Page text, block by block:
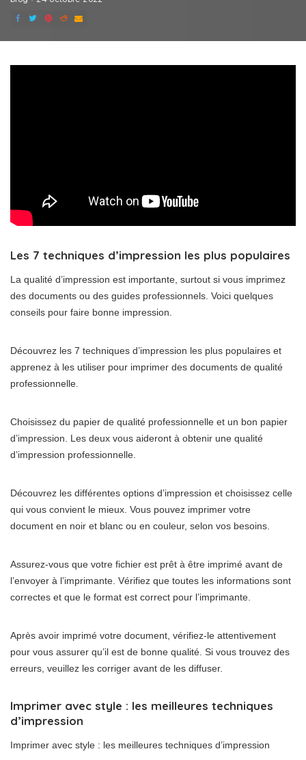
Les 7 techniques d’impression les plus populaires
La qualité d’impression est importante, surtout si vous imprimez
des documents ou des guides professionnels. Voici quelques
conseils pour faire bonne impression.
Découvrez les 7 techniques d’impression les plus populaires et
apprenez à les utiliser pour imprimer des documents de qualité
professionnelle.
Choisissez du papier de qualité professionnelle et un bon papier
d’impression. Les deux vous aideront à obtenir une qualité
d’impression professionnelle.
Découvrez les différentes options d’impression et choisissez celle
qui vous convient le mieux. Vous pouvez imprimer votre
document en noir et blanc ou en couleur, selon vos besoins.
Assurez-vous que votre fichier est prêt à être imprimé avant de
l’envoyer à l’imprimante. Vérifiez que toutes les informations sont
correctes et que le format est correct pour l’imprimante.
Après avoir imprimé votre document, vérifiez-le attentivement
pour vous assurer qu’il est de bonne qualité. Si vous trouvez des
erreurs, veuillez les corriger avant de les diffuser.
Imprimer avec style : les meilleures techniques
d’impression
Imprimer avec style : les meilleures techniques d’impression